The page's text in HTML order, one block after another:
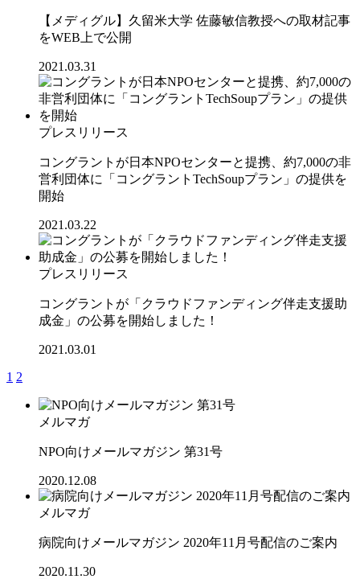
【メディグル】久留米大学 佐藤敏信教授への取材記事
をWEB上で公開
2021.03.31
プレスリリース
コングラントが日本NPOセンターと提携、約7,000の非
営利団体に「コングラントTechSoupプラン」の提供を
開始
2021.03.22
プレスリリース
コングラントが「クラウドファンディング伴走支援助
成金」の公募を開始しました！
2021.03.01
1 2
メルマガ
NPO向けメールマガジン 第31号
2020.12.08
メルマガ
病院向けメールマガジン 2020年11月号配信のご案内
2020.11.30